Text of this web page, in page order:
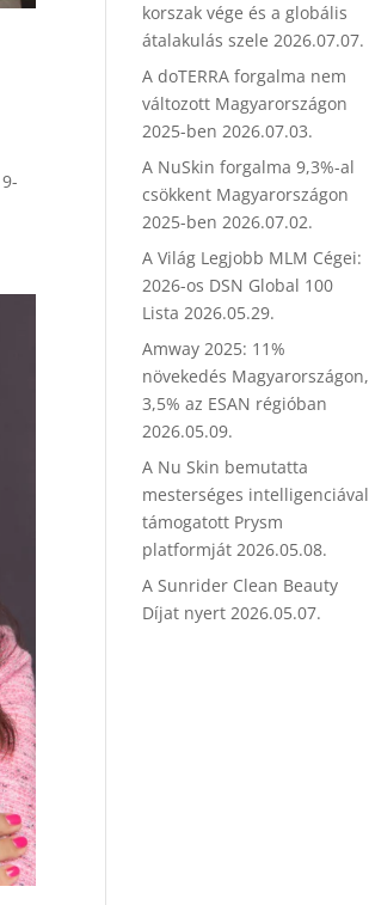
korszak vége és a globális
átalakulás szele 2026.07.07.
A doTERRA forgalma nem
változott Magyarországon
2025-ben 2026.07.03.
A NuSkin forgalma 9,3%-al
csökkent Magyarországon
2025-ben 2026.07.02.
A Világ Legjobb MLM Cégei:
2026-os DSN Global 100
Lista 2026.05.29.
Amway 2025: 11%
növekedés Magyarországon,
3,5% az ESAN régióban
2026.05.09.
A Nu Skin bemutatta
mesterséges intelligenciával
támogatott Prysm
platformját 2026.05.08.
A Sunrider Clean Beauty
Díjat nyert 2026.05.07.